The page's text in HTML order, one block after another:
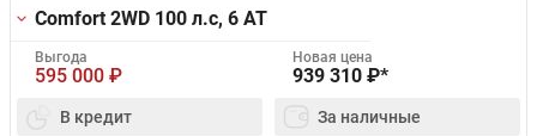
Comfort 2WD 100 л.с, 6 AT
Выгода
595 000 ₽
Новая цена
939 310 ₽*
В кредит За наличные